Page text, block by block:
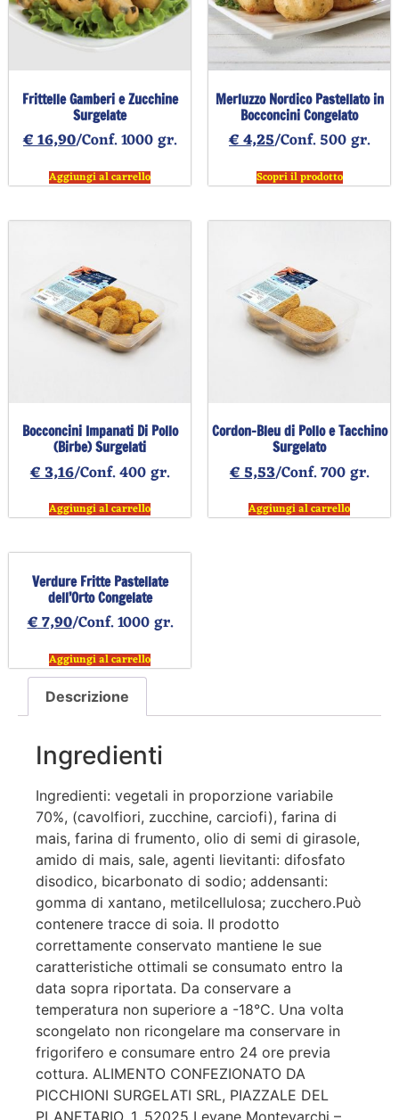
Frittelle Gamberi e Zucchine
Surgelate
€16,90/Conf. 1000 gr.
Aggiungi al carrello
Merluzzo Nordico Pastellato in
Bocconcini Congelato
€4,25/Conf. 500 gr.
Scopri il prodotto
Bocconcini Impanati Di Pollo
(Birbe) Surgelati
€3,16/Conf. 400 gr.
Aggiungi al carrello
Cordon-Bleu di Pollo e Tacchino
Surgelato
€5,53/Conf. 700 gr.
Aggiungi al carrello
Verdure Fritte Pastellate
dell’Orto Congelate
€7,90/Conf. 1000 gr.
Aggiungi al carrello
Descrizione
Ingredienti
Ingredienti: vegetali in proporzione variabile
70%, (cavolfiori, zucchine, carciofi), farina di
mais, farina di frumento, olio di semi di girasole,
amido di mais, sale, agenti lievitanti: difosfato
disodico, bicarbonato di sodio; addensanti:
gomma di xantano, metilcellulosa; zucchero.Può
contenere tracce di soia. Il prodotto
correttamente conservato mantiene le sue
caratteristiche ottimali se consumato entro la
data sopra riportata. Da conservare a
temperatura non superiore a -18°C. Una volta
scongelato non ricongelare ma conservare in
frigorifero e consumare entro 24 ore previa
cottura. ALIMENTO CONFEZIONATO DA
PICCHIONI SURGELATI SRL, PIAZZALE DEL
PLANETARIO, 1, 52025 Levane Montevarchi –